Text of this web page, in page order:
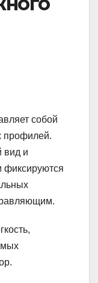
собой
профилей.
вид и
фиксируются